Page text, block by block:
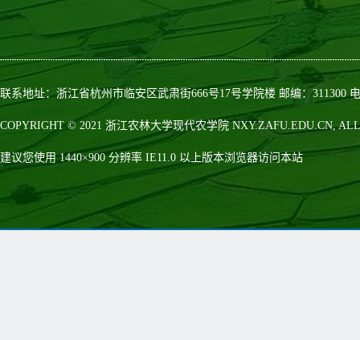
联系地址：浙江省杭州市临安区武肃街666号17号学院楼 邮编：311300
COPYRIGHT © 2021 浙江农林大学现代农学院 NXY.ZAFU.EDU.CN,
建议您使用 1440×900 分辨率 IE11.0 以上版本浏览器访问本站